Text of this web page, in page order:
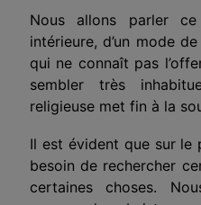
Nous allons parler ce
intérieure, d’un mode
qui ne connaît pas
sembler très
religieuse met fin à la
Il est évident que sur le
besoin de rechercher
certaines choses.